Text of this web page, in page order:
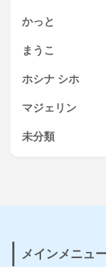
かっと
まうこ
ホシナ シホ
マジェリン
未分類
メインメニュー